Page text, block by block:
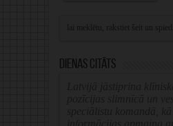
Dienas citāts